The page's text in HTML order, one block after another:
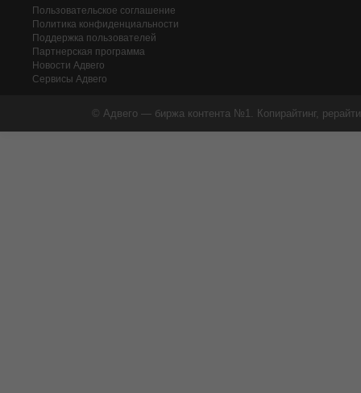
Пользовательское соглашение
Политика конфиденциальности
Поддержка пользователей
Партнерская программа
Новости Адвего
Сервисы Адвего
© Адвего — биржа контента №1. Копирайтинг,